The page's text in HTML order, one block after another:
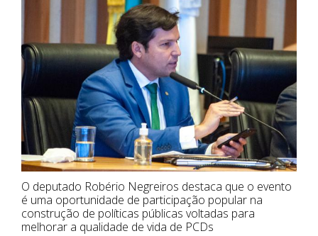
O deputado Robério Negreiros destaca que o evento
é uma oportunidade de participação popular na
construção de políticas públicas voltadas para
melhorar a qualidade de vida de PCDs